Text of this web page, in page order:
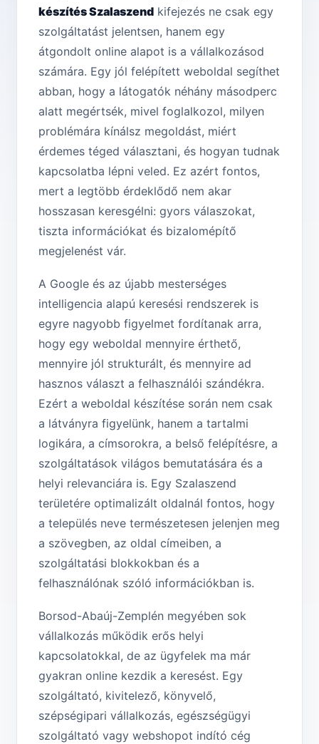
készítés Szalaszend kifejezés ne csak egy
szolgáltatást jelentsen, hanem egy
átgondolt online alapot is a vállalkozásod
számára. Egy jól felépített weboldal segíthet
abban, hogy a látogatók néhány másodperc
alatt megértsék, mivel foglalkozol, milyen
problémára kínálsz megoldást, miért
érdemes téged választani, és hogyan tudnak
kapcsolatba lépni veled. Ez azért fontos,
mert a legtöbb érdeklődő nem akar
hosszasan keresgélni: gyors válaszokat,
tiszta információkat és bizalomépítő
megjelenést vár.
A Google és az újabb mesterséges
intelligencia alapú keresési rendszerek is
egyre nagyobb figyelmet fordítanak arra,
hogy egy weboldal mennyire érthető,
mennyire jól strukturált, és mennyire ad
hasznos választ a felhasználói szándékra.
Ezért a weboldal készítése során nem csak
a látványra figyelünk, hanem a tartalmi
logikára, a címsorokra, a belső felépítésre, a
szolgáltatások világos bemutatására és a
helyi relevanciára is. Egy Szalaszend
területére optimalizált oldalnál fontos, hogy
a település neve természetesen jelenjen meg
a szövegben, az oldal címeiben, a
szolgáltatási blokkokban és a
felhasználónak szóló információkban is.
Borsod-Abaúj-Zemplén megyében sok
vállalkozás működik erős helyi
kapcsolatokkal, de az ügyfelek ma már
gyakran online kezdik a keresést. Egy
szolgáltató, kivitelező, könyvelő,
szépségipari vállalkozás, egészségügyi
szolgáltató vagy webshopot indító cég